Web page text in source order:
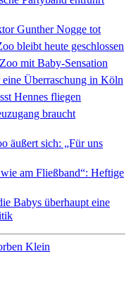
Gunther Nogge tot
bleibt heute geschlossen
mit Baby-Sensation
eine Überraschung in Köln
Hennes fliegen
braucht
äußert sich: „Für uns
am Fließband“: Heftige
Babys überhaupt eine
Klein